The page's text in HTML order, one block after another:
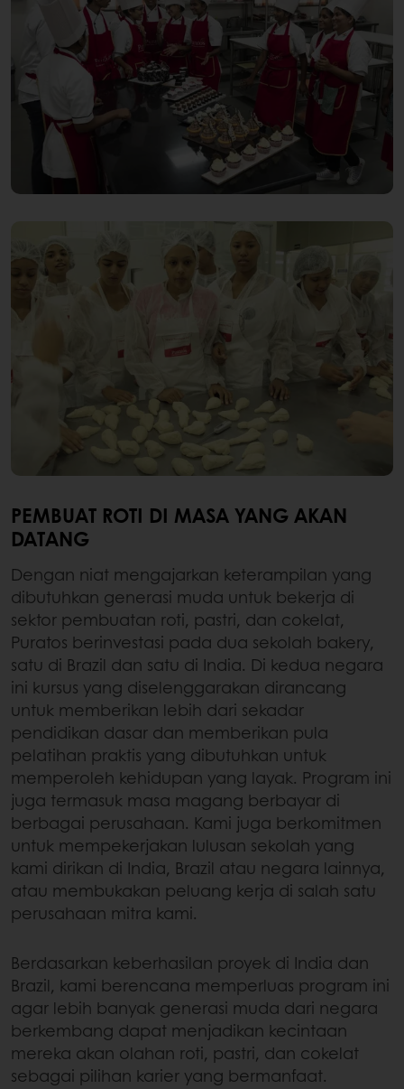
PEMBUAT ROTI DI MASA YANG AKAN
DATANG
Dengan niat mengajarkan keterampilan yang
dibutuhkan generasi muda untuk bekerja di
sektor pembuatan roti, pastri, dan cokelat,
Puratos berinvestasi pada dua sekolah bakery,
satu di Brazil dan satu di India. Di kedua negara
ini kursus yang diselenggarakan dirancang
untuk memberikan lebih dari sekadar
pendidikan dasar dan memberikan pula
pelatihan praktis yang dibutuhkan untuk
memperoleh kehidupan yang layak. Program ini
juga termasuk masa magang berbayar di
berbagai perusahaan. Kami juga berkomitmen
untuk mempekerjakan lulusan sekolah yang
kami dirikan di India, Brazil atau negara lainnya,
atau membukakan peluang kerja di salah satu
perusahaan mitra kami.
Berdasarkan keberhasilan proyek di India dan
Brazil, kami berencana memperluas program ini
agar lebih banyak generasi muda dari negara
berkembang dapat menjadikan kecintaan
mereka akan olahan roti, pastri, dan cokelat
sebagai pilihan karier yang bermanfaat.